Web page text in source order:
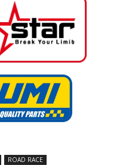
ROAD RACE